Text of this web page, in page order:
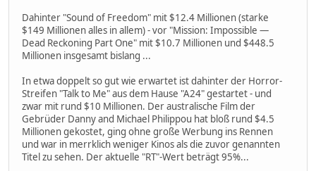
Dahinter "Sound of Freedom" mit $12.4 Millionen (starke
$149 Millionen alles in allem) - vor "Mission: Impossible —
Dead Reckoning Part One" mit $10.7 Millionen und $448.5
Millionen insgesamt bislang ...
In etwa doppelt so gut wie erwartet ist dahinter der Horror-
Streifen "Talk to Me" aus dem Hause "A24" gestartet - und
zwar mit rund $10 Millionen. Der australische Film der
Gebrüder Danny and Michael Philippou hat bloß rund $4.5
Millionen gekostet, ging ohne große Werbung ins Rennen
und war in merrklich weniger Kinos als die zuvor genannten
Titel zu sehen. Der aktuelle "RT"-Wert beträgt 95%...